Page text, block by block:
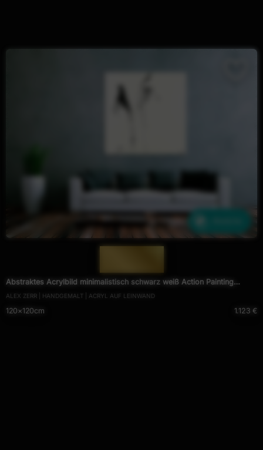
Abstraktes Acrylbild minimalistisch schwarz weiß Action Painting
Modern Art zeitgenössisch
ALEX ZERR | HANDGEMALT | ACRYL AUF LEINWAND
120×120cm 1.123 €